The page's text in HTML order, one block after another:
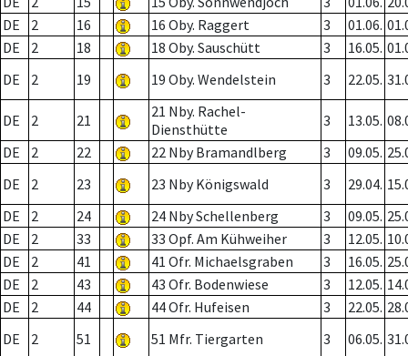
DE
2 16 16 Oby. Raggert 3 01.06.
DE
2 18 18 Oby. Sauschütt 3 16.05.
DE
2 19 19 Oby. Wendelstein 3 22.05.
DE 2 21
21 Nby. Rachel-
Diensthütte
3 13.05.
DE
2 22 22 Nby Bramandlberg 3 09.05.
DE
2 23 23 Nby Königswald 3 29.04.
DE
2 24 24 Nby Schellenberg 3 09.05.
DE
2 33 33 Opf. Am Kühweiher 3 12.05.
DE
2 41 41 Ofr. Michaelsgraben 3 16.05.
DE
2 43 43 Ofr. Bodenwiese 3 12.05.
DE
2 44 44 Ofr. Hufeisen 3 22.05.
DE
2 51 51 Mfr. Tiergarten 3 06.05.